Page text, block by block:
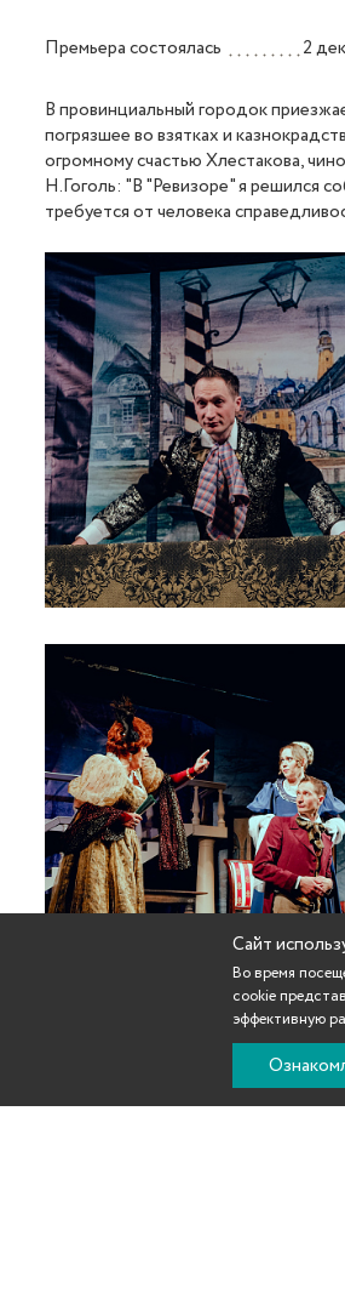
Премьера состоялась 2
В провинциальный городок
погрязшее во взятках и
огромному счастью Хлестакова,
Н.Гоголь: "В "Ревизоре" я решился
требуется от человека
Сайт
Во время
cookie
эффективную